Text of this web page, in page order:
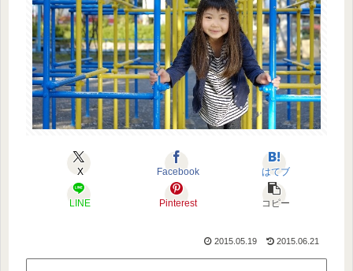
X Facebook はてブ
LINE Pinterest コピー
2015.05.19 2015.06.21